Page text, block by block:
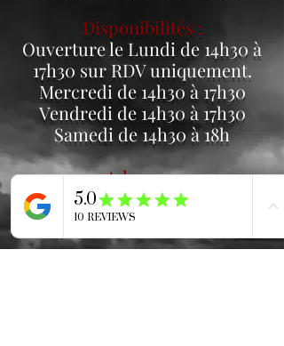
Disponibilités :
Ouverture le Lundi de 14h30 à
17h30 sur RDV uniquement.
Mercredi de 14h30 à 17h30
Vendredi de 14h30 à 17h30
Samedi de 14h30 à 18h
Adresse :
16 Rue du commerce
37500 Chinon